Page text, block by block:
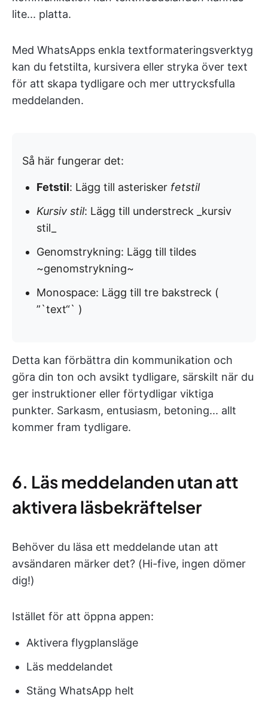
lite... platta.
Med WhatsApps enkla textformateringsverktyg
kan du fetstilta, kursivera eller stryka över text
för att skapa tydligare och mer uttrycksfulla
meddelanden.
Så här fungerar det:
Fetstil: Lägg till asterisker fetstil
Kursiv stil: Lägg till understreck _kursiv
stil_
Genomstrykning: Lägg till tildes
~genomstrykning~
Monospace: Lägg till tre bakstreck (
”`text“` )
Detta kan förbättra din kommunikation och
göra din ton och avsikt tydligare, särskilt när du
ger instruktioner eller förtydligar viktiga
punkter. Sarkasm, entusiasm, betoning... allt
kommer fram tydligare.
6. Läs meddelanden utan att
aktivera läsbekräftelser
Behöver du läsa ett meddelande utan att
avsändaren märker det? (Hi-five, ingen dömer
dig!)
Istället för att öppna appen:
Aktivera flygplansläge
Läs meddelandet
Stäng WhatsApp helt